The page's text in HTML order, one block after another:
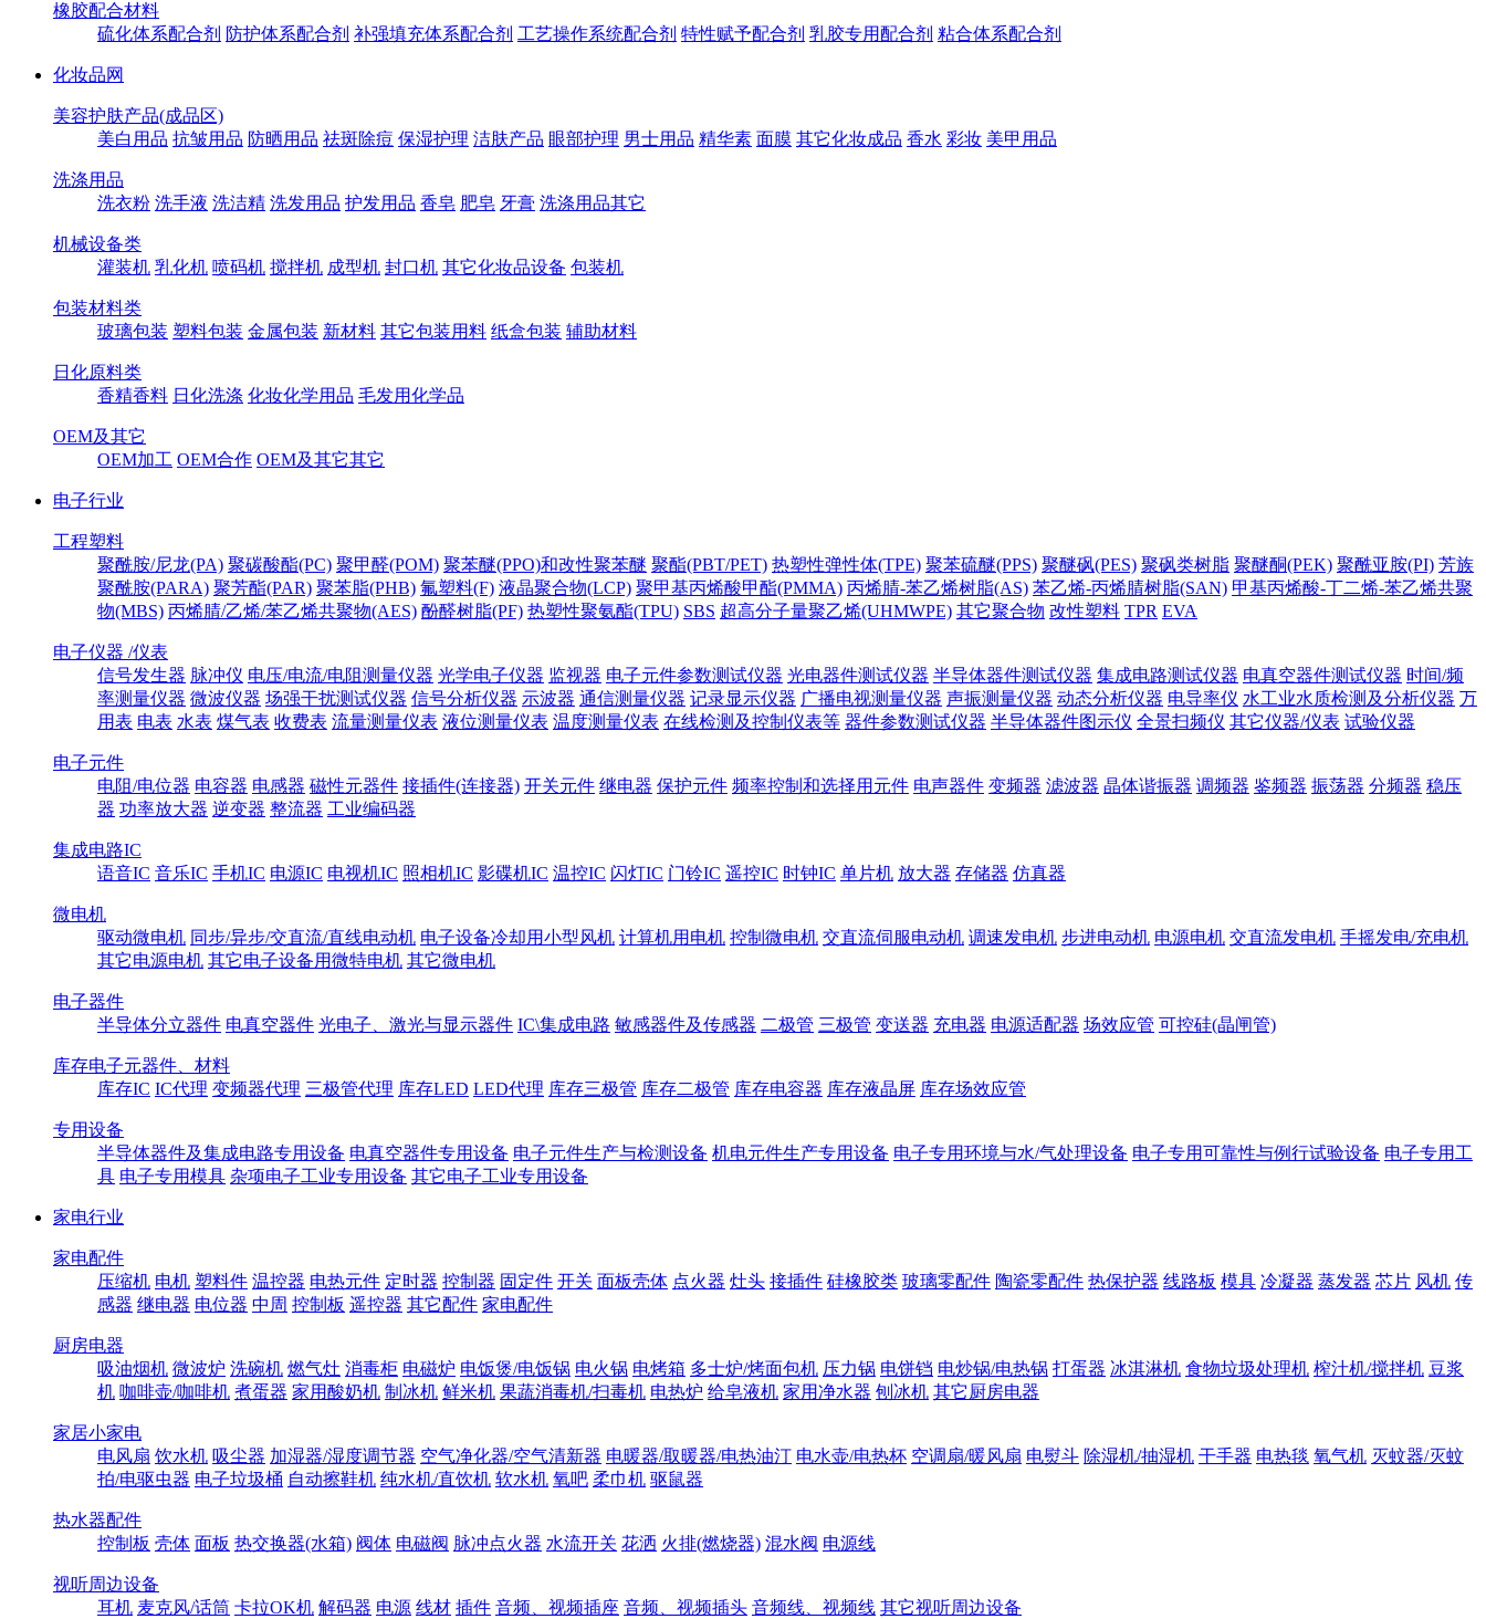
橡胶配合材料
硫化体系配合剂 防护体系配合剂 补强填充体系配合剂 工艺操作系统配合剂 特性赋予配合剂 乳胶专用配合剂 粘合体系配合剂
化妆品网
美容护肤产品(成品区)
美白用品 抗皱用品 防晒用品 祛斑除痘 保湿护理 洁肤产品 眼部护理 男士用品 精华素 面膜 其它化妆成品 香水 彩妆 美甲用品
洗涤用品
洗衣粉 洗手液 洗洁精 洗发用品 护发用品 香皂 肥皂 牙膏 洗涤用品其它
机械设备类
灌装机 乳化机 喷码机 搅拌机 成型机 封口机 其它化妆品设备 包装机
包装材料类
玻璃包装 塑料包装 金属包装 新材料 其它包装用料 纸盒包装 辅助材料
日化原料类
香精香料 日化洗涤 化妆化学用品 毛发用化学品
OEM及其它
OEM加工 OEM合作 OEM及其它其它
电子行业
工程塑料
聚酰胺/尼龙(PA) 聚碳酸酯(PC) 聚甲醛(POM) 聚苯醚(PPO)和改性聚苯醚 聚酯(PBT/PET) 热塑性弹性体(TPE) 聚苯硫醚(PPS) 聚醚砜(PES) 聚砜类树脂 聚醚酮(PEK) 聚酰亚胺(PI) 芳族
聚酰胺(PARA) 聚芳酯(PAR) 聚苯脂(PHB) 氟塑料(F) 液晶聚合物(LCP) 聚甲基丙烯酸甲酯(PMMA) 丙烯腈-苯乙烯树脂(AS) 苯乙烯-丙烯腈树脂(SAN) 甲基丙烯酸-丁二烯-苯乙烯共聚
物(MBS) 丙烯腈/乙烯/苯乙烯共聚物(AES) 酚醛树脂(PF) 热塑性聚氨酯(TPU) SBS 超高分子量聚乙烯(UHMWPE) 其它聚合物 改性塑料 TPR EVA
电子仪器 /仪表
信号发生器 脉冲仪 电压/电流/电阻测量仪器 光学电子仪器 监视器 电子元件参数测试仪器 光电器件测试仪器 半导体器件测试仪器 集成电路测试仪器 电真空器件测试仪器 时间/频
率测量仪器 微波仪器 场强干扰测试仪器 信号分析仪器 示波器 通信测量仪器 记录显示仪器 广播电视测量仪器 声振测量仪器 动态分析仪器 电导率仪 水工业水质检测及分析仪器 万
用表 电表 水表 煤气表 收费表 流量测量仪表 液位测量仪表 温度测量仪表 在线检测及控制仪表等 器件参数测试仪器 半导体器件图示仪 全景扫频仪 其它仪器/仪表 试验仪器
电子元件
电阻/电位器 电容器 电感器 磁性元器件 接插件(连接器) 开关元件 继电器 保护元件 频率控制和选择用元件 电声器件 变频器 滤波器 晶体谐振器 调频器 鉴频器 振荡器 分频器 稳压
器 功率放大器 逆变器 整流器 工业编码器
集成电路IC
语音IC 音乐IC 手机IC 电源IC 电视机IC 照相机IC 影碟机IC 温控IC 闪灯IC 门铃IC 遥控IC 时钟IC 单片机 放大器 存储器 仿真器
微电机
驱动微电机 同步/异步/交直流/直线电动机 电子设备冷却用小型风机 计算机用电机 控制微电机 交直流伺服电动机 调速发电机 步进电动机 电源电机 交直流发电机 手摇发电/充电机
其它电源电机 其它电子设备用微特电机 其它微电机
电子器件
半导体分立器件 电真空器件 光电子、激光与显示器件 IC\集成电路 敏感器件及传感器 二极管 三极管 变送器 充电器 电源适配器 场效应管 可控硅(晶闸管)
库存电子元器件、材料
库存IC IC代理 变频器代理 三极管代理 库存LED LED代理 库存三极管 库存二极管 库存电容器 库存液晶屏 库存场效应管
专用设备
半导体器件及集成电路专用设备 电真空器件专用设备 电子元件生产与检测设备 机电元件生产专用设备 电子专用环境与水/气处理设备 电子专用可靠性与例行试验设备 电子专用工
具 电子专用模具 杂项电子工业专用设备 其它电子工业专用设备
家电行业
家电配件
压缩机 电机 塑料件 温控器 电热元件 定时器 控制器 固定件 开关 面板壳体 点火器 灶头 接插件 硅橡胶类 玻璃零配件 陶瓷零配件 热保护器 线路板 模具 冷凝器 蒸发器 芯片 风机 传
感器 继电器 电位器 中周 控制板 遥控器 其它配件 家电配件
厨房电器
吸油烟机 微波炉 洗碗机 燃气灶 消毒柜 电磁炉 电饭煲/电饭锅 电火锅 电烤箱 多士炉/烤面包机 压力锅 电饼铛 电炒锅/电热锅 打蛋器 冰淇淋机 食物垃圾处理机 榨汁机/搅拌机 豆浆
机 咖啡壶/咖啡机 煮蛋器 家用酸奶机 制冰机 鲜米机 果蔬消毒机/扫毒机 电热炉 给皂液机 家用净水器 刨冰机 其它厨房电器
家居小家电
电风扇 饮水机 吸尘器 加湿器/湿度调节器 空气净化器/空气清新器 电暖器/取暖器/电热油汀 电水壶/电热杯 空调扇/暖风扇 电熨斗 除湿机/抽湿机 干手器 电热毯 氧气机 灭蚊器/灭蚊
拍/电驱虫器 电子垃圾桶 自动擦鞋机 纯水机/直饮机 软水机 氧吧 柔巾机 驱鼠器
热水器配件
控制板 壳体 面板 热交换器(水箱) 阀体 电磁阀 脉冲点火器 水流开关 花洒 火排(燃烧器) 混水阀 电源线
视听周边设备
耳机 麦克风/话筒 卡拉OK机 解码器 电源 线材 插件 音频、视频插座 音频、视频插头 音频线、视频线 其它视听周边设备